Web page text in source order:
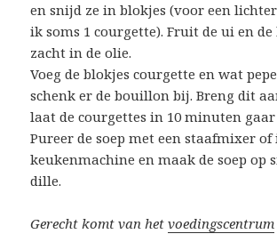
en snijd ze in blokjes (voor een
ik soms 1 courgette). Fruit de ui en
zacht in de olie.
Voeg de blokjes courgette en wat
schenk er de bouillon bij. Breng dit
laat de courgettes in 10 minuten
Pureer de soep met een staafmixer of
keukenmachine en maak de soep op
dille.
Gerecht komt van hetvoedingscentrum